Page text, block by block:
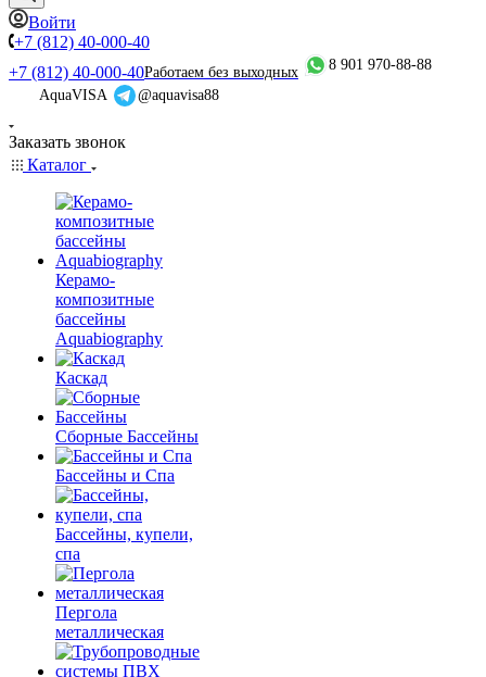
Войти
+7 (812) 40-000-40
+7 (812) 40-000-40Работаем без выходных
8 901 970-88-88
AquaVISA
@aquavisa88
Заказать звонок
Каталог
Керамо-
композитные
бассейны
Aquabiography
Каскад
Сборные Бассейны
Бассейны и Спа
Бассейны, купели,
спа
Пергола
металлическая